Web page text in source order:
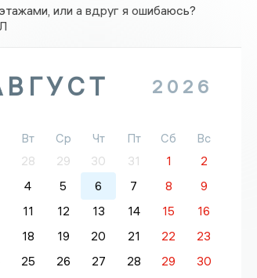
или а вдруг я ошибаюсь?
2026
Вт Ср Чт Пт Сб
Вс
28 29 30 31 1
2
4 5 6 7 8
9
11 12 13 14 15
16
18 19 20 21 22
23
25 26 27 28 29
30